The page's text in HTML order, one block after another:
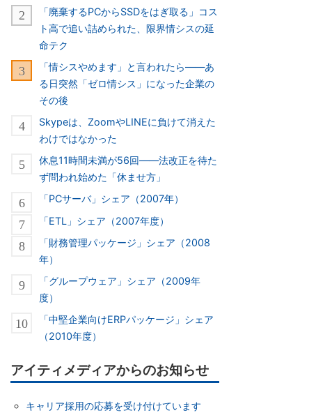
「廃棄するPCからSSDをはぎ取る」コス
ト高で追い詰められた、限界情シスの延
命テク
「情シスやめます」と言われたら――あ
る日突然「ゼロ情シス」になった企業の
その後
Skypeは、ZoomやLINEに負けて消えた
わけではなかった
休息11時間未満が56回――法改正を待た
ず問われ始めた「休ませ方」
「PCサーバ」シェア（2007年）
「ETL」シェア（2007年度）
「財務管理パッケージ」シェア（2008
年）
「グループウェア」シェア（2009年
度）
「中堅企業向けERPパッケージ」シェア
（2010年度）
アイティメディアからのお知らせ
キャリア採用の応募を受け付けています